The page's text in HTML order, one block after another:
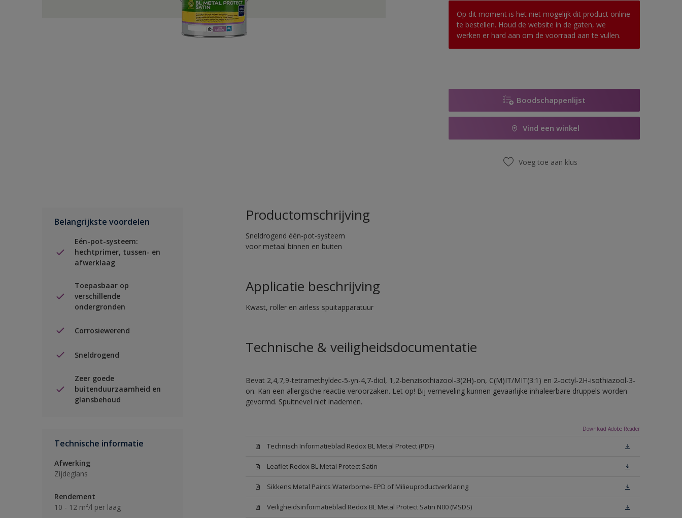
Op dit moment is het niet mogelijk dit product online
te bestellen. Houd de website in de gaten, we
werken er hard aan om de voorraad aan te vullen.
Boodschappenlijst
Vind een winkel
Voeg toe aan klus
Belangrijkste voordelen
Eén-pot-systeem:
hechtprimer, tussen- en
afwerklaag
Toepasbaar op
verschillende
ondergronden
Corrosiewerend
Sneldrogend
Zeer goede
buitenduurzaamheid en
glansbehoud
Technische informatie
Afwerking
Zijdeglans
Rendement
10 - 12 m²/l per laag
Productomschrijving
Sneldrogend één-pot-systeem
voor metaal binnen en buiten
Applicatie beschrijving
Kwast, roller en airless spuitapparatuur
Technische & veiligheidsdocumentatie
Bevat 2,4,7,9-tetramethyldec-5-yn-4,7-diol, 1,2-benzisothiazool-3(2H)-on, C(M)IT/MIT(3:1) en 2-octyl-2H-isothiazool-3-
on. Kan een allergische reactie veroorzaken. Let op! Bij verneveling kunnen gevaarlijke inhaleerbare druppels worden
gevormd. Spuitnevel niet inademen.
Download Adobe Reader
Technisch Informatieblad Redox BL Metal Protect (PDF)
Leaflet Redox BL Metal Protect Satin
Sikkens Metal Paints Waterborne- EPD of Milieuproductverklaring
Veiligheidsinformatieblad Redox BL Metal Protect Satin N00 (MSDS)